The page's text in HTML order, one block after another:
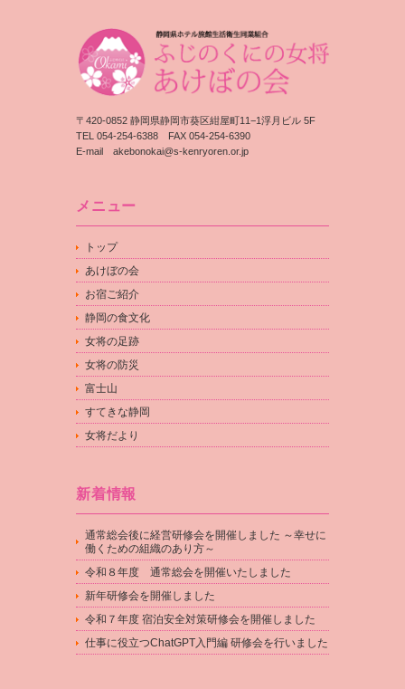
〒420-0852 静岡県静岡市葵区紺屋町11−1浮月ビル 5F
TEL 054-254-6388 FAX 054-254-6390
E-mail akebonokai@s-kenryoren.or.jp
メニュー
トップ
あけぼの会
お宿ご紹介
静岡の食文化
女将の足跡
女将の防災
富士山
すてきな静岡
女将だより
新着情報
通常総会後に経営研修会を開催しました ～幸せに
働くための組織のあり方～
令和８年度 通常総会を開催いたしました
新年研修会を開催しました
令和７年度 宿泊安全対策研修会を開催しました
仕事に役立つChatGPT入門編 研修会を行いました